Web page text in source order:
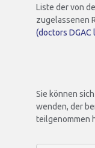
Liste der von
zugelassenen
(doctors DGAC
Sie können
wenden, der
teilgenommen